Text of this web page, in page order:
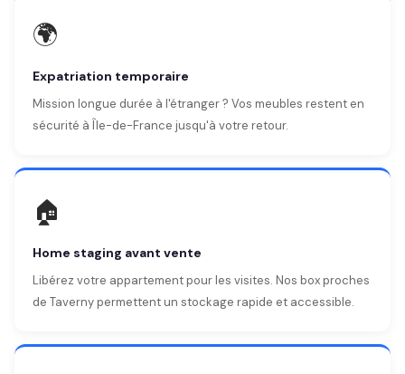
🌍
Expatriation temporaire
Mission longue durée à l'étranger ? Vos meubles restent en
sécurité à Île-de-France jusqu'à votre retour.
🏠
Home staging avant vente
Libérez votre appartement pour les visites. Nos box proches
de Taverny permettent un stockage rapide et accessible.